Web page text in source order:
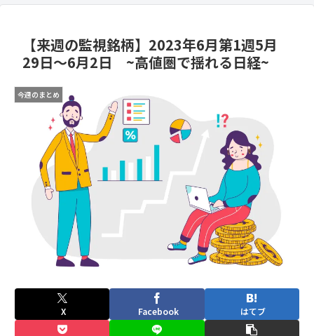
【来週の監視銘柄】2023年6月第1週5月
29日～6月2日 ~高値圏で揺れる日経~
今週のまとめ
X Facebook はてブ